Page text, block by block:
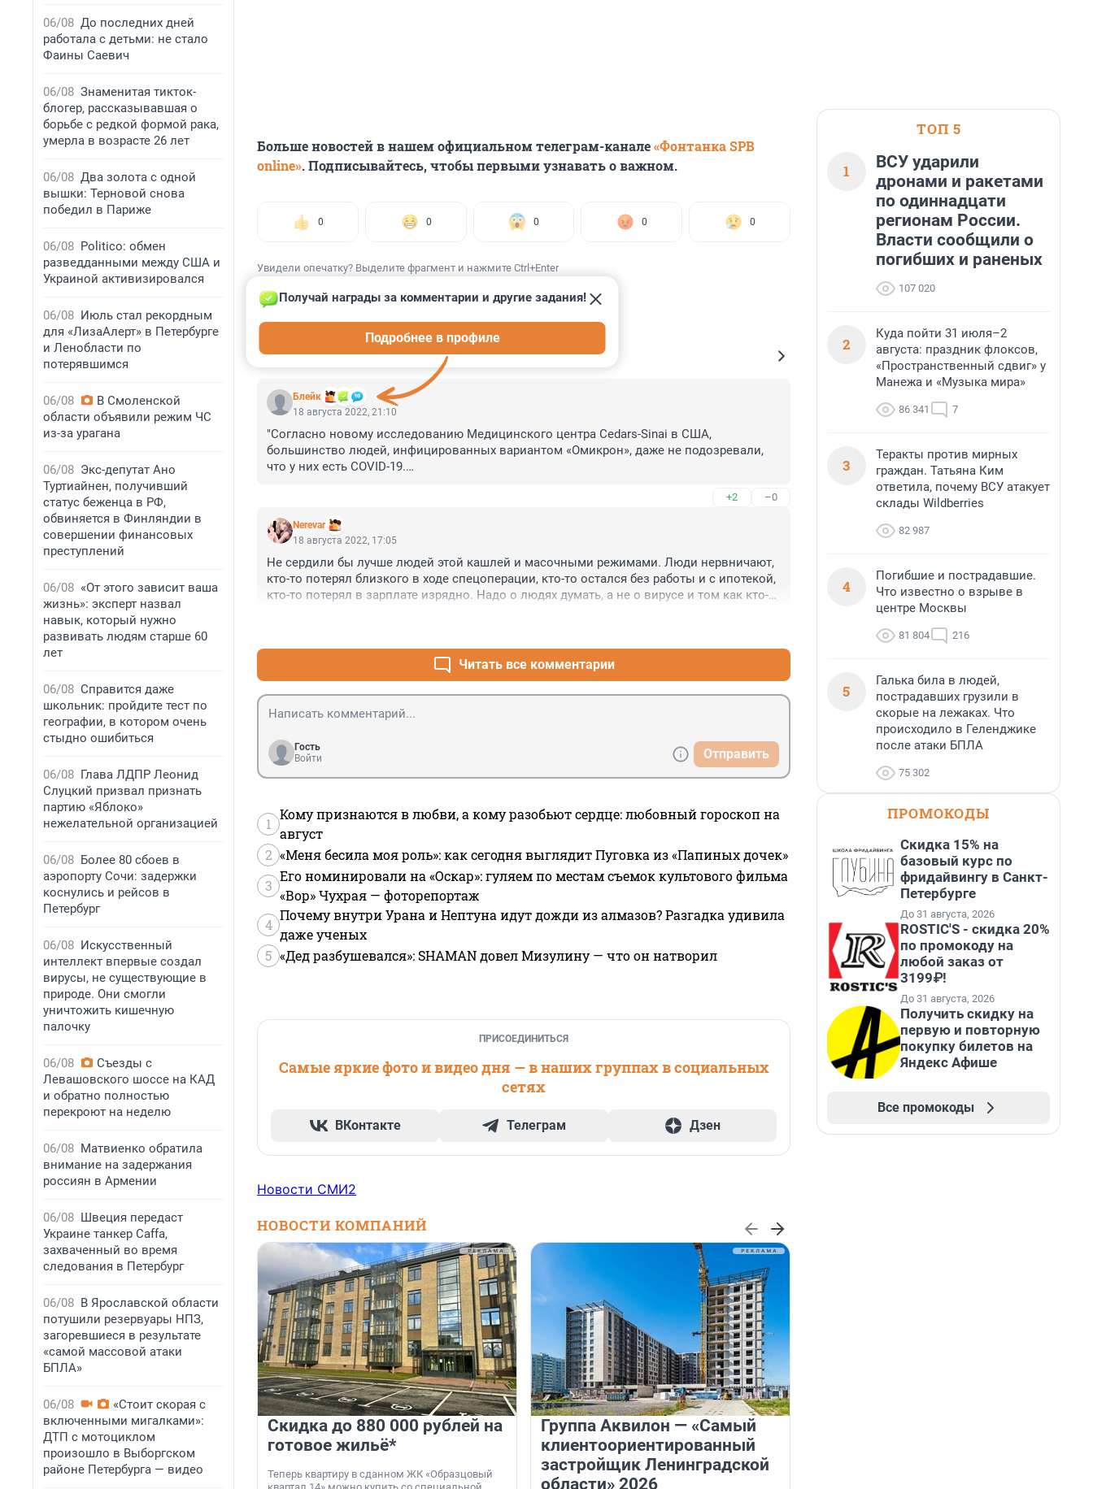
06/08 До последних дней
работала с детьми: не стало
Фаины Саевич
06/08 Знаменитая тикток-
блогер, рассказывавшая о
борьбе с редкой формой рака,
умерла в возрасте 26 лет
06/08 Два золота с одной
вышки: Терновой снова
победил в Париже
06/08 Politico: обмен
разведданными между США и
Украиной активизировался
06/08 Июль стал рекордным
для «ЛизаАлерт» в Петербурге
и Ленобласти по
потерявшимся
06/08
В Смоленской
области объявили режим ЧС
из-за урагана
06/08 Экс-депутат Ано
Туртиайнен, получивший
статус беженца в РФ,
обвиняется в Финляндии в
совершении финансовых
преступлений
06/08 «От этого зависит ваша
жизнь»: эксперт назвал
навык, который нужно
развивать людям старше 60
лет
06/08 Справится даже
школьник: пройдите тест по
географии, в котором очень
стыдно ошибиться
06/08 Глава ЛДПР Леонид
Слуцкий призвал признать
партию «Яблоко»
нежелательной организацией
06/08 Более 80 сбоев в
аэропорту Сочи: задержки
коснулись и рейсов в
Петербург
06/08 Искусственный
интеллект впервые создал
вирусы, не существующие в
природе. Они смогли
уничтожить кишечную
палочку
06/08
Съезды с
Левашовского шоссе на КАД
и обратно полностью
перекроют на неделю
06/08 Матвиенко обратила
внимание на задержания
россиян в Армении
06/08 Швеция передаст
Украине танкер Caffa,
захваченный во время
следования в Петербург
06/08 В Ярославской области
потушили резервуары НПЗ,
загоревшиеся в результате
«самой массовой атаки
БПЛА»
06/08
«Стоит скорая с
включенными мигалками»:
ДТП с мотоциклом
произошло в Выборгском
районе Петербурга — видео
Больше новостей в нашем официальном телеграм-канале«Фонтанка SPB
online». Подписывайтесь, чтобы первыми узнавать о важном.
0 0 0 0 0
Увидели опечатку? Выделите фрагмент и нажмите Ctrl+Enter
КОММЕНТАРИИ 9
Блейк
Получай награды за комментарии и другие задания!
Подробнее в профиле
18 августа 2022, 21:10
"Согласно новому исследованию Медицинского центра Cedars-Sinai в США,
большинство людей, инфицированных вариантом «Омикрон», даже не подозревали,
что у них есть COVID-19.
у него есть», – рассказывает доктор Сьюзан Ченг, автор исследования, материалы
которого были опубликованы в JAMA Network Open.
Недостаточная осведомленность общественности о том, что они инфицированы,
означает, что люди не могут предпринять шаги, чтобы предотвратить дальнейшую
передачу коронавируса, что является основным камнем преткновения для борьбы с
новыми волнами пандемии.
Предыдущие исследования показали, что по крайней мере 25%, а потенциально до 80%
Интересное исследование, до 80% людей болеют и даже не знают что болеют. С чего
+2 –0
Nerevar
18 августа 2022, 17:05
Не сердили бы лучше людей этой кашлей и масочными режимами. Люди нервничают,
кто-то потерял близкого в ходе спецоперации, кто-то остался без работы и с ипотекой,
кто-то потерял в зарплате изрядно. Надо о людях думать, а не о вирусе и том как кто-
Читать все комментарии
Гость
Войти
Отправить
1
Кому признаются в любви, а кому разобьют сердце: любовный гороскоп на
август
2 «Меня бесила моя роль»: как сегодня выглядит Пуговка из «Папиных дочек»
3
Его номинировали на «Оскар»: гуляем по местам съемок культового фильма
«Вор» Чухрая — фоторепортаж
4
Почему внутри Урана и Нептуна идут дожди из алмазов? Разгадка удивила
даже ученых
5 «Дед разбушевался»: SHAMAN довел Мизулину — что он натворил
ПРИСОЕДИНИТЬСЯ
Самые яркие фото и видео дня — в наших группах в социальных
сетях
ВКонтакте Телеграм Дзен
Новости СМИ2
НОВОСТИ КОМПАНИЙ
Скидка до 880 000 рублей на
готовое жильё*
Теперь квартиру в сданном ЖК «Образцовый
Группа Аквилон — «Самый
клиентоориентированный
застройщик Ленинградской
области» 2026
ТОП 5
1
ВСУ ударили
дронами и ракетами
по одиннадцати
регионам России.
Власти сообщили о
погибших и раненых
107 020
2
Куда пойти 31 июля–2
августа: праздник флоксов,
«Пространственный сдвиг» у
Манежа и «Музыка мира»
86 341 7
3
Теракты против мирных
граждан. Татьяна Ким
ответила, почему ВСУ атакует
склады Wildberries
82 987
4
Погибшие и пострадавшие.
Что известно о взрыве в
центре Москвы
81 804 216
5
Галька била в людей,
пострадавших грузили в
скорые на лежаках. Что
происходило в Геленджике
после атаки БПЛА
75 302
ПРОМОКОДЫ
Скидка 15% на
базовый курс по
фридайвингу в Санкт-
Петербурге
До 31 августа, 2026
ROSTIC'S - скидка 20%
по промокоду на
любой заказ от
3199₽!
До 31 августа, 2026
Получить скидку на
первую и повторную
покупку билетов на
Яндекс Афише
Все промокоды